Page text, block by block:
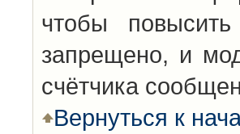
чтобы
запрещено, и
счётчика
Вернуться к